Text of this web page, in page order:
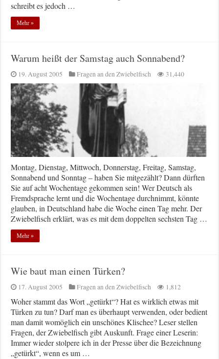
schreibt es jedoch …
Mehr »
Warum heißt der Samstag auch Sonnabend?
19. August 2005 Fragen an den Zwiebelfisch 31,440
Montag, Dienstag, Mittwoch, Donnerstag, Freitag, Samstag,
Sonnabend und Sonntag – haben Sie mitgezählt? Dann dürften
Sie auf acht Wochentage gekommen sein! Wer Deutsch als
Fremdsprache lernt und die Wochentage durchnimmt, könnte
glauben, in Deutschland habe die Woche einen Tag mehr. Der
Zwiebelfisch erklärt, was es mit dem doppelten sechsten Tag …
Mehr »
Wie baut man einen Türken?
17. August 2005 Fragen an den Zwiebelfisch 1,812
Woher stammt das Wort „getürkt“? Hat es wirklich etwas mit
Türken zu tun? Darf man es überhaupt verwenden, oder bedient
man damit womöglich ein unschönes Klischee? Leser stellen
Fragen, der Zwiebelfisch gibt Auskunft. Frage einer Leserin:
Immer wieder stolpere ich in der Presse über die Bezeichnung
„getürkt“, wenn es um …